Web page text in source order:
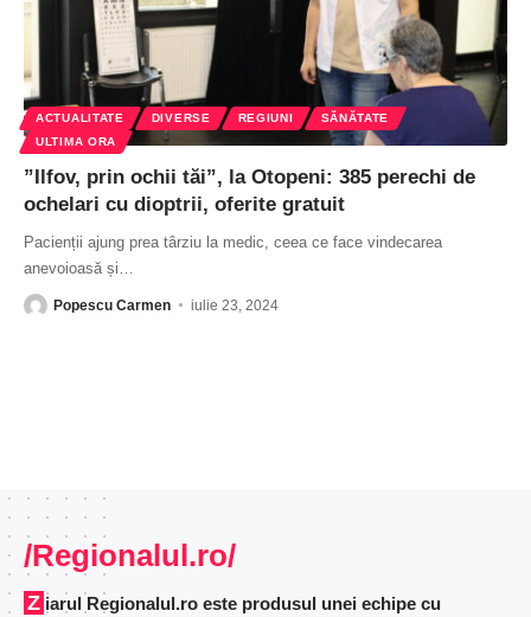
ACTUALITATE DIVERSE REGIUNI
SĂNĂTATE
ULTIMA ORA
”Ilfov, prin ochii tăi”, la Otopeni: 385 perechi de
ochelari cu dioptrii, oferite gratuit
Pacienții ajung prea târziu la medic, ceea ce face vindecarea
anevoioasă și
Popescu Carmen iulie 23, 2024
/Regionalul.ro/
Ziarul Regionalul.ro este produsul unei echipe cu